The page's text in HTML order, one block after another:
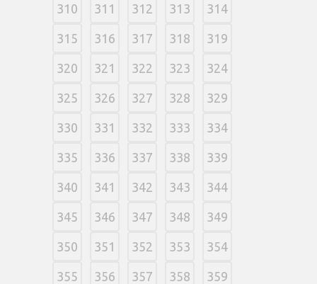
310 311 312 313 314
315 316 317 318 319
320 321 322 323 324
325 326 327 328 329
330 331 332 333 334
335 336 337 338 339
340 341 342 343 344
345 346 347 348 349
350 351 352 353 354
355 356 357 358 359